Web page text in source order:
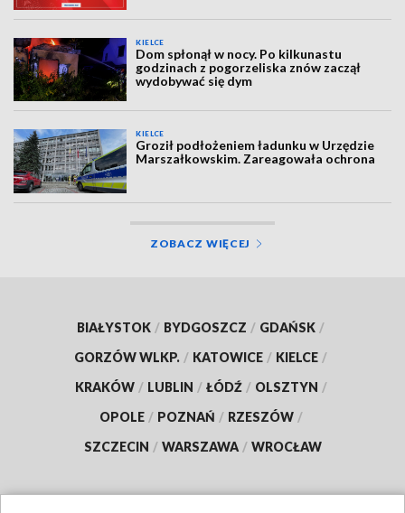
KIELCE
Dom spłonął w nocy. Po kilkunastu
godzinach z pogorzeliska znów zaczął
wydobywać się dym
KIELCE
Groził podłożeniem ładunku w Urzędzie
Marszałkowskim. Zareagowała ochrona
ZOBACZ WIĘCEJ
BIAŁYSTOK / BYDGOSZCZ / GDAŃSK /
GORZÓW WLKP. / KATOWICE / KIELCE /
KRAKÓW / LUBLIN / ŁÓDŹ / OLSZTYN /
OPOLE / POZNAŃ / RZESZÓW /
SZCZECIN / WARSZAWA / WROCŁAW